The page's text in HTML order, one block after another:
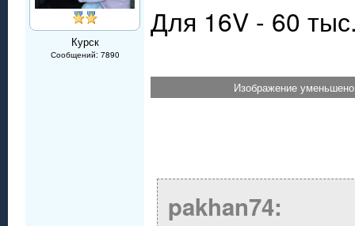
Курск
Сообщений: 7890
Для 16V - 60
Изображение
pakhan74: